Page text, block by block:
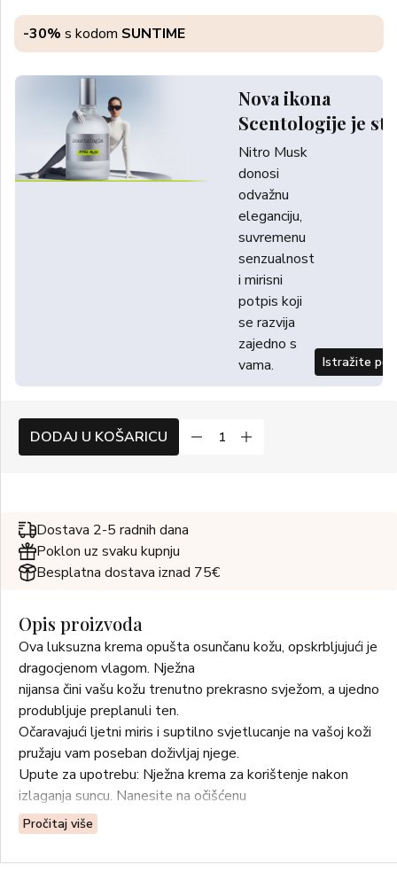
-30% s kodom SUNTIME
Nova ikona
Scentologije je
Nitro Musk
donosi
odvažnu
eleganciju,
suvremenu
senzualnost
i mirisni
potpis koji
se razvija
zajedno s
vama.
Istražite
DODAJ U KOŠARICU
Dostava 2-5 radnih dana
Poklon uz svaku kupnju
Besplatna dostava iznad 75€
Opis proizvoda
Ova luksuzna krema opušta osunčanu kožu, opskrbljujući je
dragocjenom vlagom. Nježna
nijansa čini vašu kožu trenutno prekrasno svježom, a ujedno
produbljuje preplanuli ten.
Očaravajući ljetni miris i suptilno svjetlucanje na vašoj koži
pružaju vam poseban doživljaj njege.
Upute za upotrebu: Nježna krema za korištenje nakon
izlaganja suncu. Nanesite na očišćenu
kožu i nježno umasirajte.
Za normalnu kožu.
Pročitaj više